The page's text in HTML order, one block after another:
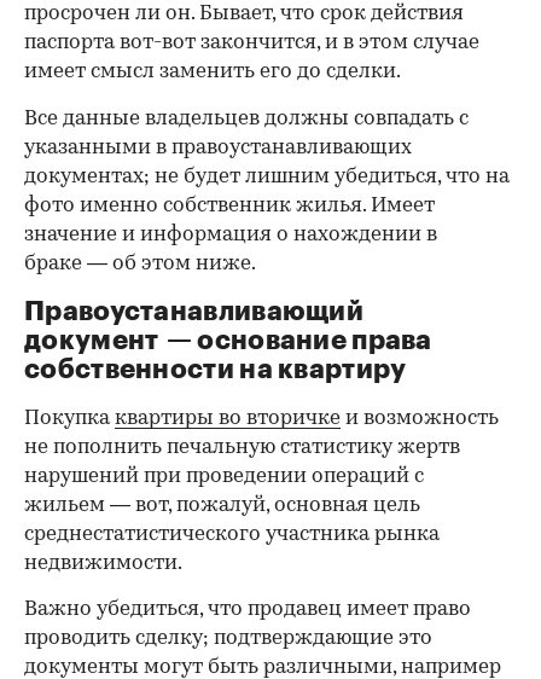
просрочен ли он. Бывает, что срок действия
паспорта вот-вот закончится, и в этом случае
имеет смысл заменить его до сделки.
00:00 / 00:00
Все данные владельцев должны совпадать с
указанными в правоустанавливающих
документах; не будет лишним убедиться, что на
фото именно собственник жилья. Имеет
значение и информация о нахождении в
браке — об этом ниже.
Правоустанавливающий
документ — основание права
собственности на квартиру
Покупкаквартиры во вторичке и возможность
не пополнить печальную статистику жертв
нарушений при проведении операций с
жильем — вот, пожалуй, основная цель
среднестатистического участника рынка
недвижимости.
Важно убедиться, что продавец имеет право
проводить сделку; подтверждающие это
документы могут быть различными, например